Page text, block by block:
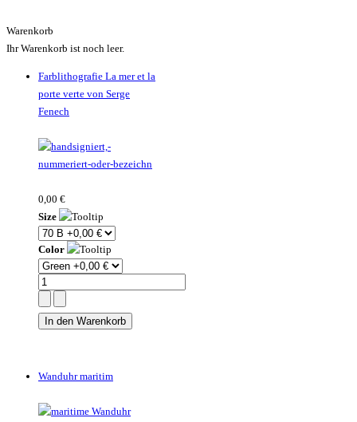
Warenkorb
Ihr Warenkorb ist noch leer.
Farblithografie La mer et la
porte verte von Serge
Fenech
0,00 €
Size
Color
Wanduhr maritim